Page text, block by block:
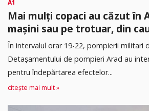
A1
Mai mulți copaci au căzut în
mașini sau pe trotuar, din
În intervalul orar 19-22, pompierii militari
Detașamentului de pompieri Arad au
pentru îndepărtarea efectelor...
citește mai mult »